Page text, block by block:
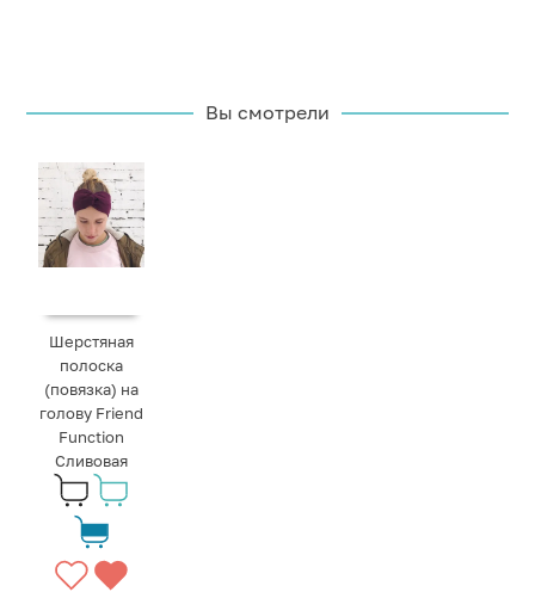
Вы смотрели
Шерстяная
полоска
(повязка) на
голову Friend
Function
Сливовая